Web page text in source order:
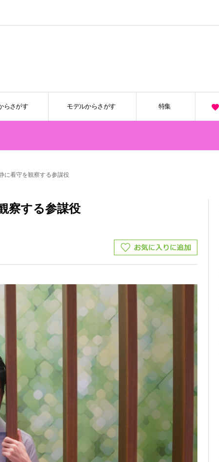
らさがす モデルからさがす 特集
に看守を観察する参謀役
察する参謀役